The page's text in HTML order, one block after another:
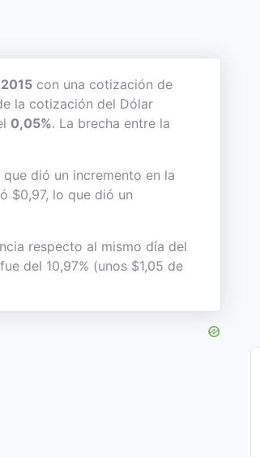
con una cotización de
la cotización del Dólar
0,05%. La brecha entre la
dió un incremento en la
$0,97, lo que dió un
respecto al mismo día del
del 10,97% (unos $1,05 de